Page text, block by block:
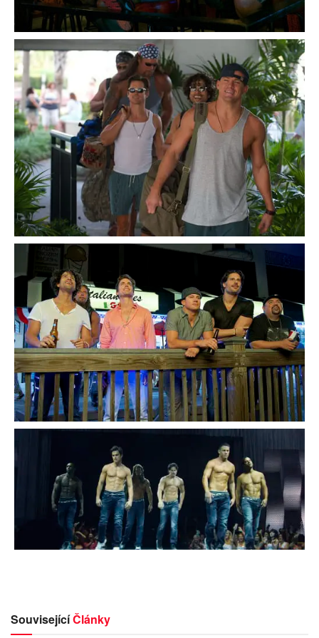
SouvisejícíČlánky